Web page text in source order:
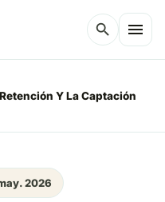
search menu
Y La Captación
2026